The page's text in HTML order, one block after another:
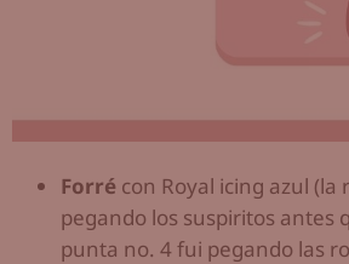
Forré con Royal icing azul
pegando los suspiritos antes
punta no. 4 fui pegando las